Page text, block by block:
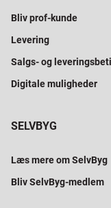
Bliv prof-kunde
Levering
Salgs- og
Digitale muligheder
SELVBYG
Læs mere om SelvByg
Bliv SelvByg-medlem